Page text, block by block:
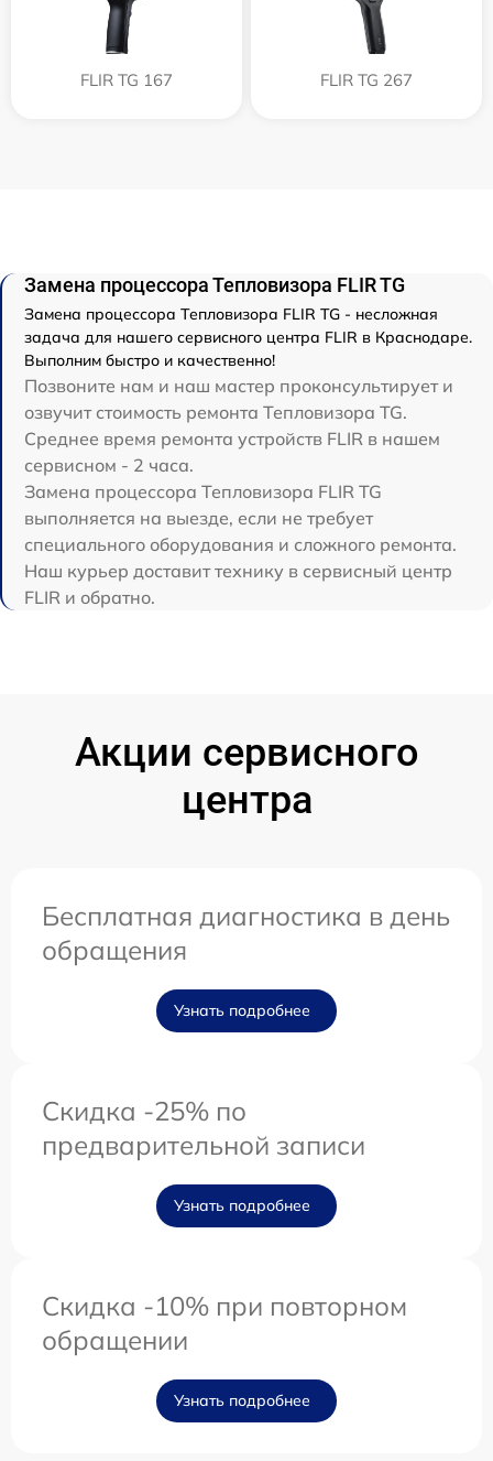
FLIR TG 167 FLIR TG 267
Замена процессора Тепловизора FLIR TG
Замена процессора Тепловизора FLIR TG - несложная
задача для нашего сервисного центра FLIR в Краснодаре.
Выполним быстро и качественно!
Позвоните нам и наш мастер проконсультирует и
озвучит стоимость ремонта Тепловизора TG.
Среднее время ремонта устройств FLIR в нашем
сервисном - 2 часа.
Замена процессора Тепловизора FLIR TG
выполняется на выезде, если не требует
специального оборудования и сложного ремонта.
Наш курьер доставит технику в сервисный центр
FLIR и обратно.
Акции сервисного
центра
Бесплатная диагностика в день
обращения
Узнать подробнее
Скидка -25% по
предварительной записи
Узнать подробнее
Скидка -10% при повторном
обращении
Узнать подробнее